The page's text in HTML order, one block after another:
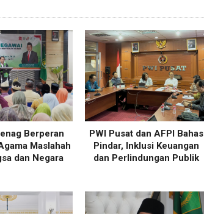
Berperan
Maslahah
dan Negara
PWI Pusat dan AFPI Bahas
Pindar, Inklusi Keuangan
dan Perlindungan Publik